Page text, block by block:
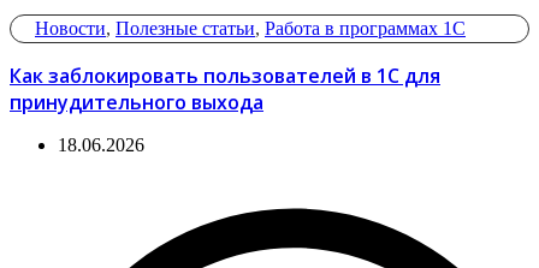
Новости, Полезные статьи, Работа в программах 1С
Как заблокировать пользователей в 1С для
принудительного выхода
18.06.2026